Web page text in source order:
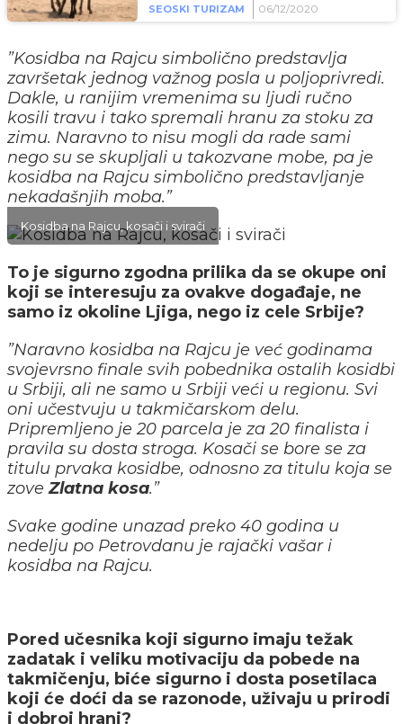
SEOSKI TURIZAM 06/12/2020
”Kosidba na Rajcu simbolično predstavlja
završetak jednog važnog posla u poljoprivredi.
Dakle, u ranijim vremenima su ljudi ručno
kosili travu i tako spremali hranu za stoku za
zimu. Naravno to nisu mogli da rade sami
nego su se skupljali u takozvane mobe, pa je
kosidba na Rajcu simbolično predstavljanje
nekadašnjih moba.”
Kosidba na Rajcu, kosači i svirači
To je sigurno zgodna prilika da se okupe oni
koji se interesuju za ovakve događaje, ne
samo iz okoline Ljiga, nego iz cele Srbije?
”Naravno kosidba na Rajcu je već godinama
svojevrsno finale svih pobednika ostalih kosidbi
u Srbiji, ali ne samo u Srbiji veći u regionu. Svi
oni učestvuju u takmičarskom delu.
Pripremljeno je 20 parcela je za 20 finalista i
pravila su dosta stroga. Kosači se bore se za
titulu prvaka kosidbe, odnosno za titulu koja se
zoveZlatna kosa.”
Svake godine unazad preko 40 godina u
nedelju po Petrovdanu je rajački vašar i
kosidba na Rajcu.
Pored učesnika koji sigurno imaju težak
zadatak i veliku motivaciju da pobede na
takmičenju, biće sigurno i dosta posetilaca
koji će doći da se razonode, uživaju u prirodi
i dobroj hrani?